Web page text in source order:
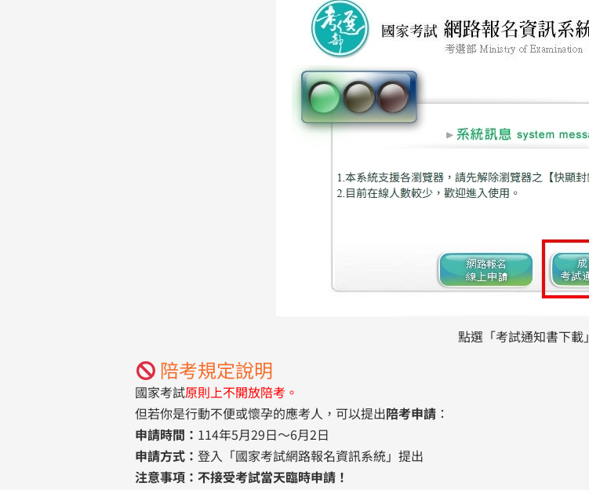
點選「考試通知書下載」
陪考規定說明
國家考試原則上不開放陪考。
但若你是行動不便或懷孕的應考人，可以提出陪考申請 ：
申請時間： 114年5月29日～6月2日
申請方式： 登入「國家考試網路報名資訊系統」提出
注意事項：不接受考試當天臨時申請！